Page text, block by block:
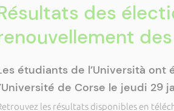
des
étudiants de l’Università
de Corse le jeudi 29
les résultats disponibles en